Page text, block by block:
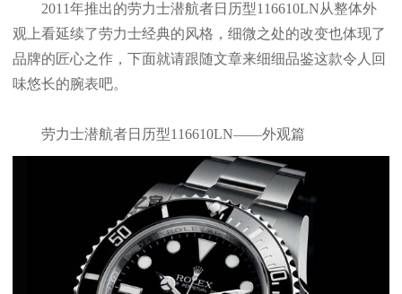
2011年推出的劳力士潜航者日历型116610LN从整体外
观上看延续了劳力士经典的风格，细微之处的改变也体现了
品牌的匠心之作，下面就请跟随文章来细细品鉴这款令人回
味悠长的腕表吧。
劳力士潜航者日历型116610LN——外观篇